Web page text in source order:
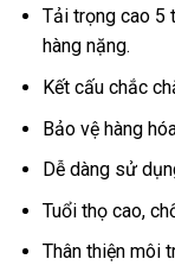
Tải trọng cao 5
hàng nặng.
Kết cấu chắc
Bảo vệ hàng
Dễ dàng sử
Tuổi thọ cao,
Thân thiện môi